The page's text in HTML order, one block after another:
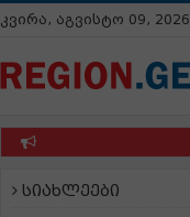
კვირა, აგვისტო 09, 2026
სიახლეები